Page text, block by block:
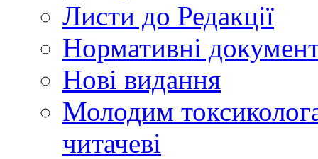
Листи до Редакції
Нормативні
Нові видання
Молодим
читачеві